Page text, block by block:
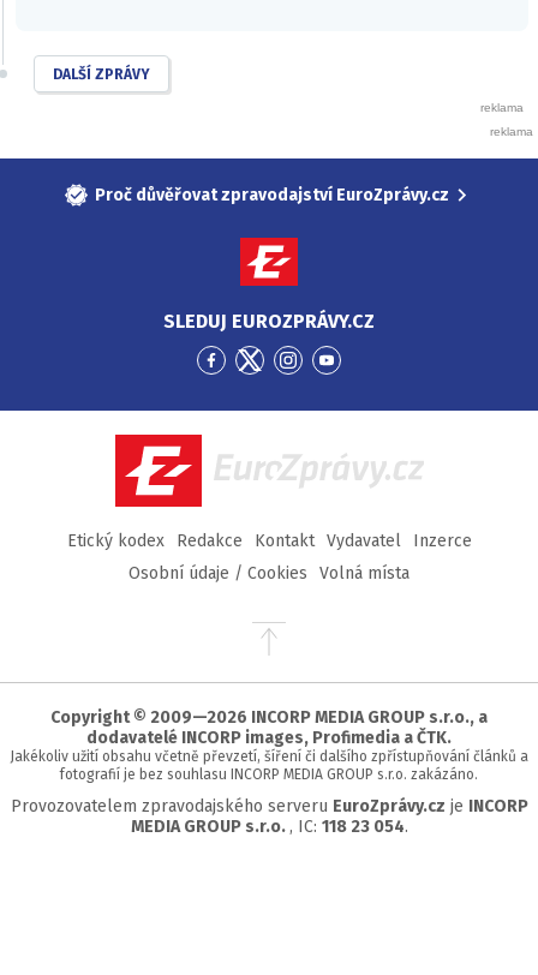
DALŠÍ ZPRÁVY
Proč důvěřovat zpravodajství EuroZprávy.cz
SLEDUJ EUROZPRÁVY.CZ
Přejít
Facebook
Přejít
Twitter
Přejít
Instagram
Přejít
YouTube
EuroZprávy.cz
Etický kodex Redakce Kontakt Vydavatel
Inzerce
Osobní údaje / Cookies
Volná místa
Přejít
stránky
Copyright © 2009—2026 INCORP MEDIA GROUP s.r.o., a
dodavatelé INCORP images, Profimedia a ČTK.
Jakékoliv užití obsahu včetně převzetí, šíření či dalšího zpřístupňování článků a
fotografií je bez souhlasu INCORP MEDIA GROUP s.r.o. zakázáno.
Provozovatelem zpravodajského serveru EuroZprávy.cz je INCORP
MEDIA GROUP s.r.o. , IC: 118 23 054.